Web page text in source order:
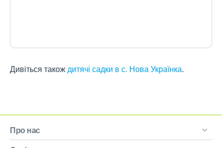
Дивіться такождитячі садки в с. Нова Українка.
Про нас